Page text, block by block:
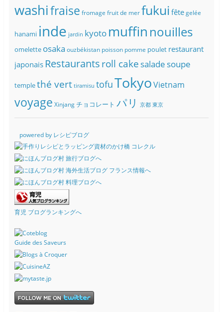
washifraise fromage fruit de mer fukui fête gelée
hanami inde jardin kyoto muffin nouilles
omelette osaka ouzbékistan poisson pomme poulet restaurant
japonais Restaurantsroll cake salade soupe
templethé vert tiramisu tofuTokyoVietnam
voyage Xinjang チョコレート パリ 京都 東京
powered by レシピブログ
育児 ブログランキングへ
Guide des Saveurs